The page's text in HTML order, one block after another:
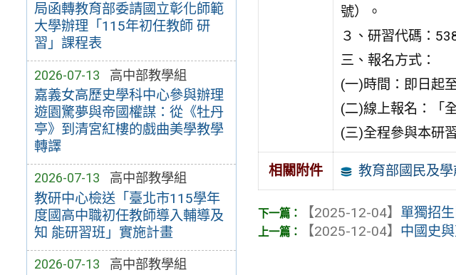
局函轉教育部委請國立彰化師範
大學辦理「115年初任教師 研
習」課程表
2026-07-13 高中部教學組
嘉義女高歷史學科中心參與辦理
遊園驚夢與帝國權謀：從《牡丹
亭》到清宮紅樓的戲曲美學教學
轉譯
2026-07-13 高中部教學組
教研中心檢送「臺北市115學年
度國高中職初任教師導入輔導及
知 能研習班」實施計畫
2026-07-13 高中部教學組
號）。
３、研習代碼：
三、報名方式：
(一)時間：即日起
(二)線上報名：「
(三)全程參與本研
相關附件 教育部國民及
【2025-12-04】 單獨招
【2025-12-04】 中國史